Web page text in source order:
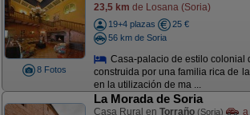
8 Fotos
23,5 km de Losana (Soria)
19+4 plazas
25 €
56 km de Soria
Casa-palacio de estilo colonial
construida por una familia rica de
en la utilización de ma ...
La Morada de Soria
Casa Rural en Torraño (Soria) a